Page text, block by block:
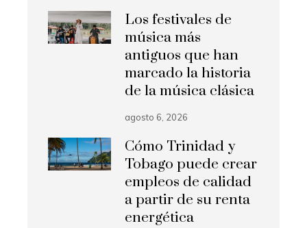
Los festivales de
música más
antiguos que han
marcado la historia
de la música clásica
agosto 6, 2026
Cómo Trinidad y
Tobago puede crear
empleos de calidad
a partir de su renta
energética